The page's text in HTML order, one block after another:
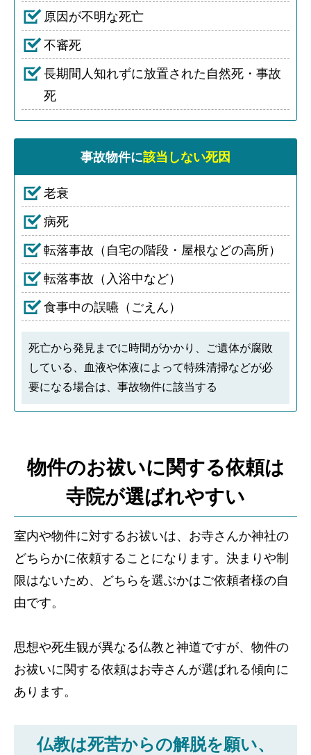
原因が不明な死亡
不審死
長期間人知れずに放置された自然死・事故
死
事故物件に該当しない死因
老衰
病死
転落事故（自宅の階段・屋根などの高所）
転落事故（入浴中など）
食事中の誤嚥（ごえん）
死亡から発見までに時間がかかり、ご遺体が腐敗
している、血液や体液によって特殊清掃などが必
要になる場合は、事故物件に該当する
物件のお祓いに関する依頼は
寺院が選ばれやすい
室内や物件に対するお祓いは、お寺さんか神社の
どちらかに依頼することになります。決まりや制
限はないため、どちらを選ぶかはご依頼者様の自
由です。
思想や死生観が異なる仏教と神道ですが、物件の
お祓いに関する依頼はお寺さんが選ばれる傾向に
あります。
仏教は死苦からの解脱を願い、